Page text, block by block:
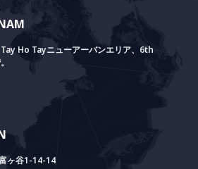
Ho Tayニューアーバンエリア、6th
ヶ谷1-14-14